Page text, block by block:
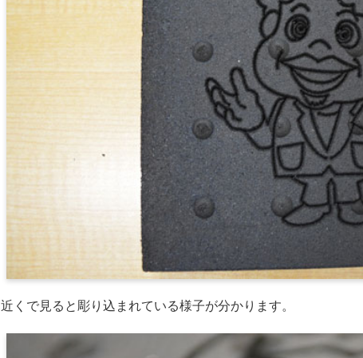
近くで見ると彫り込まれている様子が分かります。